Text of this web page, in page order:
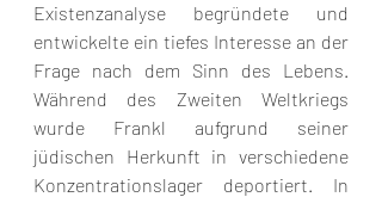
Existenzanalyse begründete und
entwickelte ein tiefes Interesse an der
Frage nach dem Sinn des Lebens.
Während des Zweiten Weltkriegs
wurde Frankl aufgrund seiner
jüdischen Herkunft in verschiedene
Konzentrationslager deportiert. In